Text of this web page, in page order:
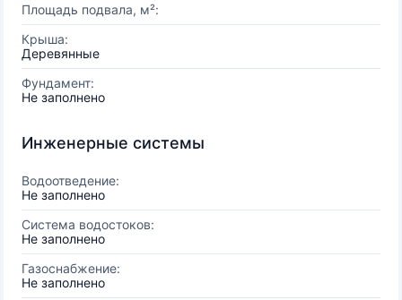
Площадь подвала, м²:
Крыша:
Деревянные
Фундамент:
Не заполнено
Инженерные системы
Водоотведение:
Не заполнено
Система водостоков:
Не заполнено
Газоснабжение:
Не заполнено